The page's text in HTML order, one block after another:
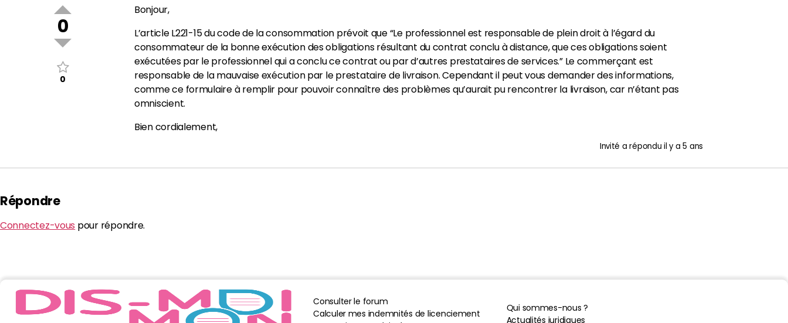
0
0
Bonjour,
L’article L221-15 du code de la consommation prévoit que “Le professionnel est responsable de plein droit à l’égard du
consommateur de la bonne exécution des obligations résultant du contrat conclu à distance, que ces obligations soient
exécutées par le professionnel qui a conclu ce contrat ou par d’autres prestataires de services.” Le commerçant est
responsable de la mauvaise exécution par le prestataire de livraison. Cependant il peut vous demander des informations,
comme ce formulaire à remplir pour pouvoir connaître des problèmes qu’aurait pu rencontrer la livraison, car n’étant pas
omniscient.
Bien cordialement,
Invité a réponduil y a 5 ans
Répondre
Connectez-vous pour répondre.
Consulter le forum
Calculer mes indemnités de licenciement
Qui sommes-nous ?
Actualités juridiques